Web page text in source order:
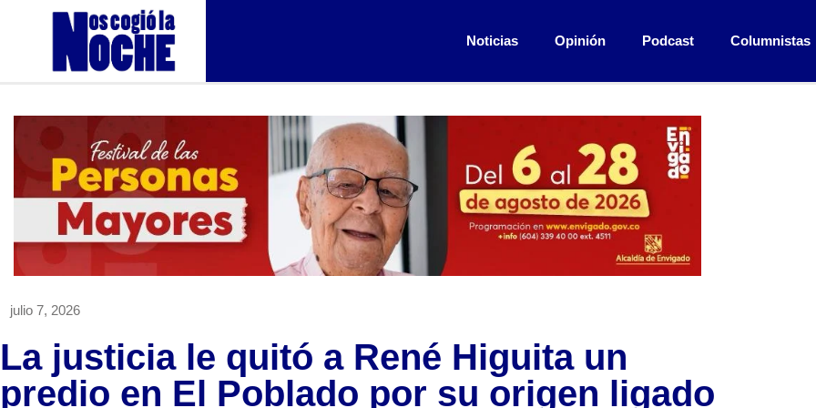
Noticias Opinión Podcast Columnistas
julio 7, 2026
La justicia le quitó a René Higuita un
predio en El Poblado por su origen ligado